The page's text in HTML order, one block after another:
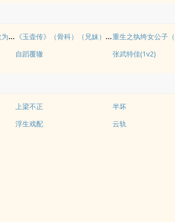
拥有金手指后她开始为所欲为（nph） 《玉壶传》（骨科）（兄妹）（np）重生之纨绔女公子
自蹈覆辙 张武特佳(1v2)
上梁不正
半坏
浮生戏配 云轨